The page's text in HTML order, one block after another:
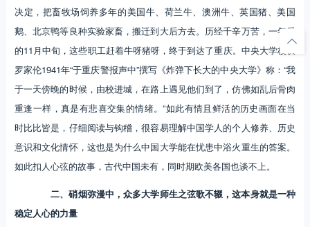
决定，把畜牧场饲养多年的美国牛、荷兰牛、澳洲牛、英国猪、美国
鹅、北京鸭等良种实验家畜，搬迁到大后方去。历经千辛万苦，一年后
的11月中旬，这些职工赶着牛呀猪呀，终于到达了重庆。中央大学校长
罗家伦1941年“于重庆警报声中”撰写《炸弹下长大的中央大学》称：“我
于一天傍晚的时候，由校进城，在路上遇见他们到了，仿佛如乱后骨肉
重逢一样，真是有悲喜交集的情绪。”如此有情且鲜活的历史画面在当
时比比皆是，仔细阅读与钩稽，很容易理解中国学人的个人修养、历史
意识和文化情怀，这也是为什么中国大学能在忧患中浴火重生的答案。
如此扣人心弦的故事，古代中国未有，同时期欧美各国也谈不上。
二、硝烟弥漫中，众多大学师生之弦歌不辍，这本身就是一种
稳定人心的力量